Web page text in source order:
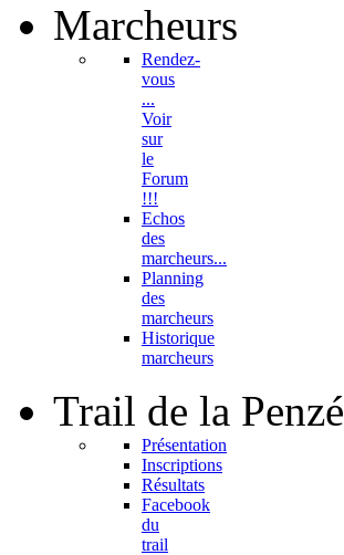
Marcheurs
Rendez-
vous
...
Voir
sur
le
Forum
!!!
Echos
des
marcheurs...
Planning
des
marcheurs
Historique
marcheurs
Trail de la Penzé
Présentation
Inscriptions
Résultats
Facebook
du
trail